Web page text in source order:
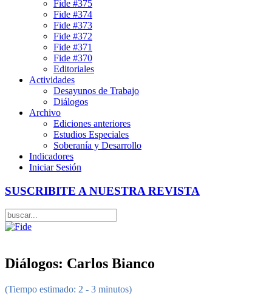
Fide #375
Fide #374
Fide #373
Fide #372
Fide #371
Fide #370
Editoriales
Actividades
Desayunos de Trabajo
Diálogos
Archivo
Ediciones anteriores
Estudios Especiales
Soberanía y Desarrollo
Indicadores
Iniciar Sesión
SUSCRIBITE A NUESTRA REVISTA
Diálogos: Carlos Bianco
(Tiempo estimado: 2 - 3 minutos)